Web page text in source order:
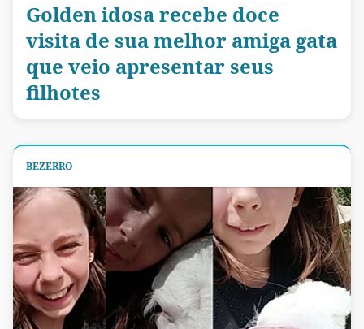
Golden idosa recebe doce
visita de sua melhor amiga gata
que veio apresentar seus
filhotes
BEZERRO